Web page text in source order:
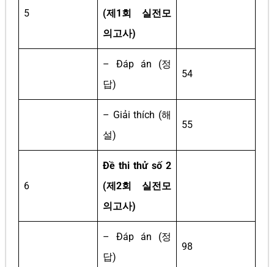
5
(제1회 실전모
의고사)
– Đáp án (정
답)
54
– Giải thích (해
설)
55
6
Đề thi thử số 2
(제2회 실전모
의고사)
– Đáp án (정
답)
98